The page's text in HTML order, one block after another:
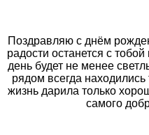
Поздравляю с днём
радости останется с
день будет не менее
рядом всегда находились
жизнь дарила только
самого